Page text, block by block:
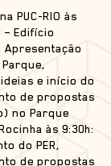
PUC-RIO às
– Edifício
Apresentação
e início do
de propostas
no Parque
às 9:30h:
do PER,
de propostas